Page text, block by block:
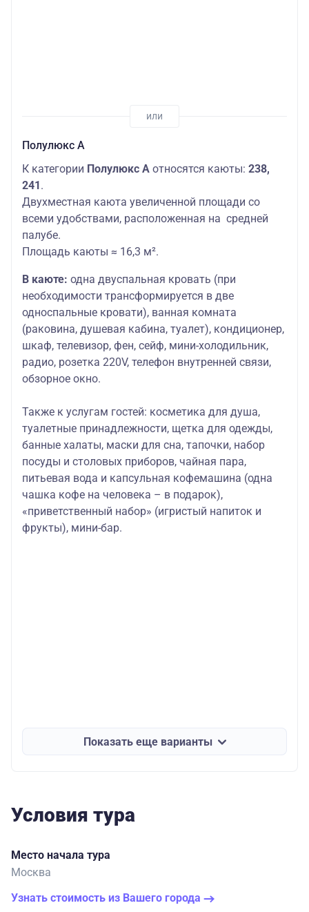
Полулюкс А
К категории Полулюкс А относятся каюты: 238,
241.
Двухместная каюта увеличенной площади со
всеми удобствами, расположенная на средней
палубе.
Площадь каюты ≈ 16,3 м².
В каюте: одна двуспальная кровать (при
необходимости трансформируется в две
односпальные кровати), ванная комната
(раковина, душевая кабина, туалет), кондиционер,
шкаф, телевизор, фен, сейф, мини-холодильник,
радио, розетка 220V, телефон внутренней связи,
обзорное окно.
Также к услугам гостей: косметика для душа,
туалетные принадлежности, щетка для одежды,
банные халаты, маски для сна, тапочки, набор
посуды и столовых приборов, чайная пара,
питьевая вода и капсульная кофемашина (одна
чашка кофе на человека – в подарок),
«приветственный набор» (игристый напиток и
фрукты), мини-бар.
Показать еще варианты
Условия тура
Место начала тура
Москва
Узнать стоимость из Вашего города